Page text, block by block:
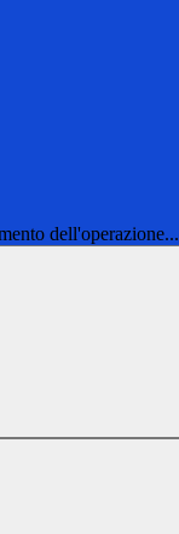
dell'operazione...